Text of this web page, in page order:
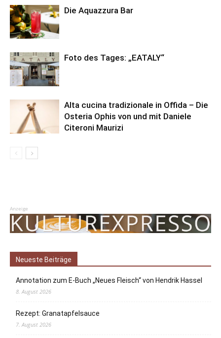
Die Aquazzura Bar
Foto des Tages: „EATALY“
Alta cucina tradizionale in Offida – Die
Osteria Ophis von und mit Daniele
Citeroni Maurizi
Anzeige
Neueste Beiträge
Annotation zum E-Buch „Neues Fleisch“ von Hendrik Hassel
8. August 2026
Rezept: Granatapfelsauce
7. August 2026